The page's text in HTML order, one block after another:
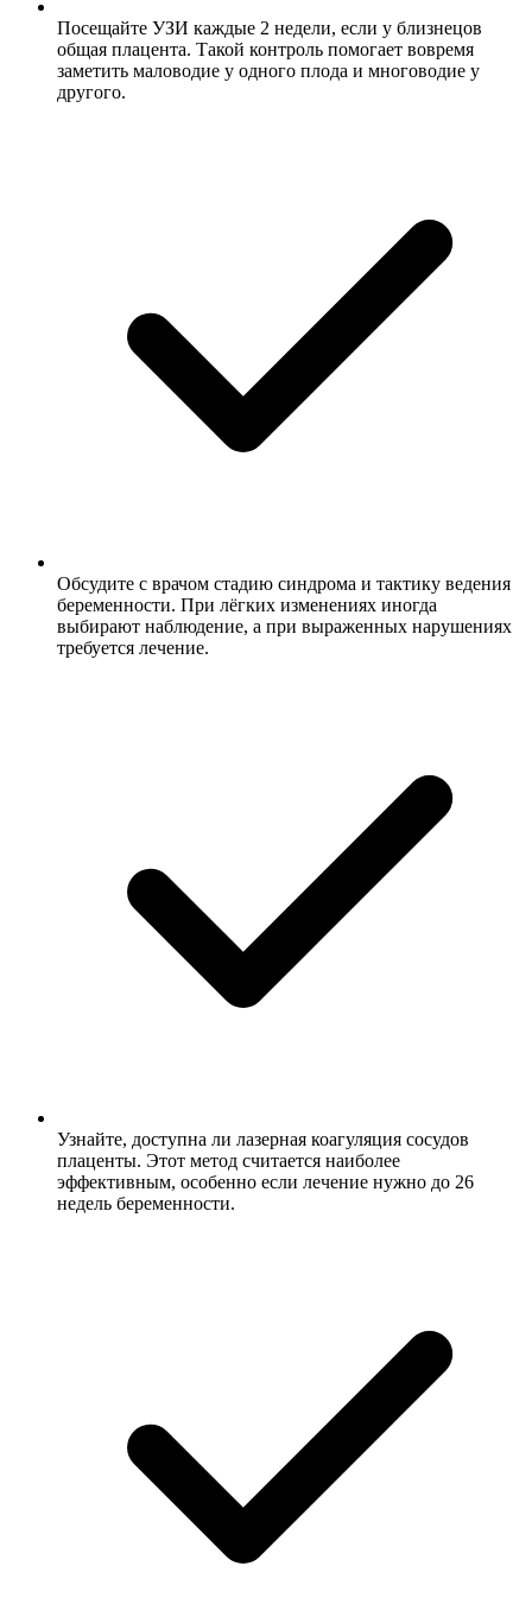
Посещайте УЗИ каждые 2 недели, если у близнецов
общая плацента. Такой контроль помогает вовремя
заметить маловодие у одного плода и многоводие у
другого.
Обсудите с врачом стадию синдрома и тактику ведения
беременности. При лёгких изменениях иногда
выбирают наблюдение, а при выраженных нарушениях
требуется лечение.
Узнайте, доступна ли лазерная коагуляция сосудов
плаценты. Этот метод считается наиболее
эффективным, особенно если лечение нужно до 26
недель беременности.